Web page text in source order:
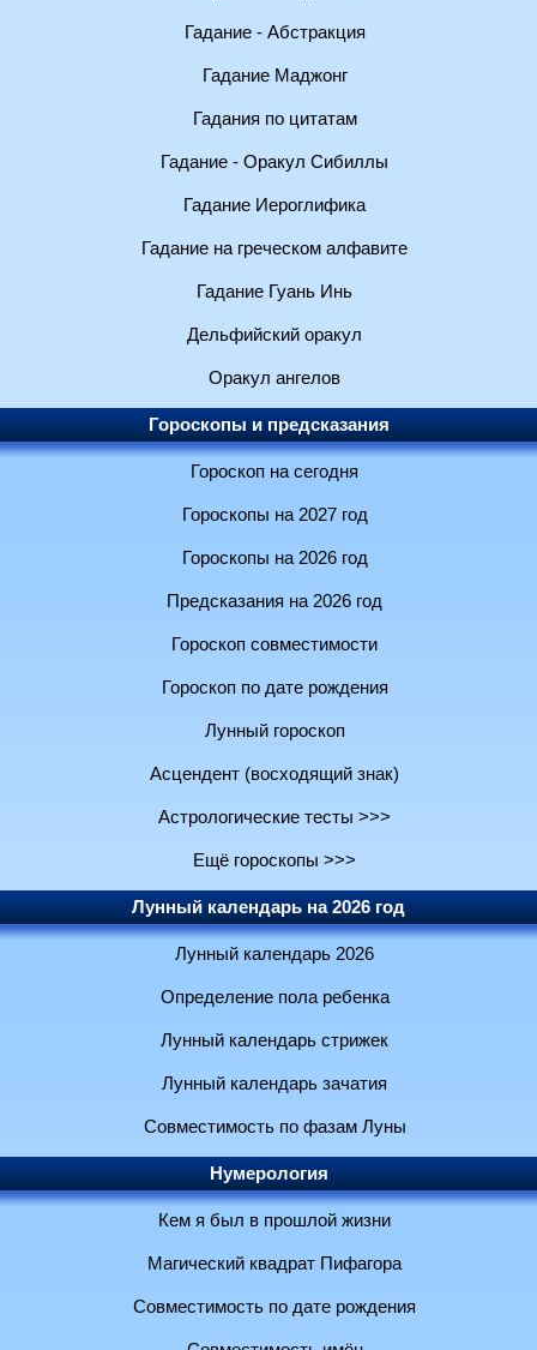
Гадание - Абстракция
Гадание Маджонг
Гадания по цитатам
Гадание - Оракул Сибиллы
Гадание Иероглифика
Гадание на греческом алфавите
Гадание Гуань Инь
Дельфийский оракул
Оракул ангелов
Гороскопы и предсказания
Гороскоп на сегодня
Гороскопы на 2027 год
Гороскопы на 2026 год
Предсказания на 2026 год
Гороскоп совместимости
Гороскоп по дате рождения
Лунный гороскоп
Асцендент (восходящий знак)
Астрологические тесты >>>
Ещё гороскопы >>>
Лунный календарь на 2026 год
Лунный календарь 2026
Определение пола ребенка
Лунный календарь стрижек
Лунный календарь зачатия
Совместимость по фазам Луны
Нумерология
Кем я был в прошлой жизни
Магический квадрат Пифагора
Совместимость по дате рождения